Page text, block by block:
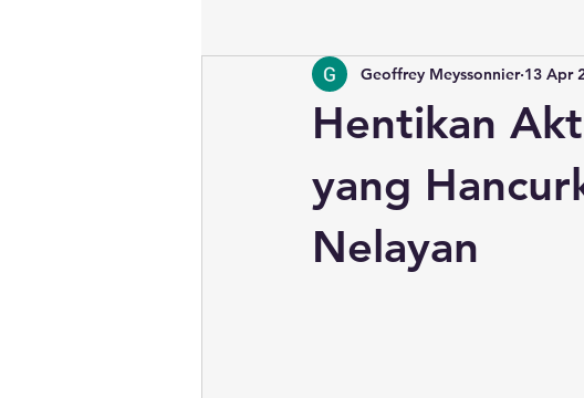
Hentikan
yang
Nelayan
Geoffrey Meyssonnier 13 Apr